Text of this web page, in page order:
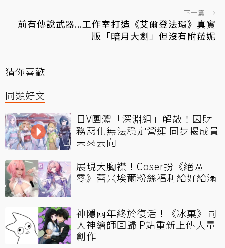
下一篇 →
前有傳說武器...工作室打造《艾爾登法環》真實
版「暗月大劍」但沒有附菈妮
猜你喜歡
同類好文
日V團體「深淵組」解散！因財
務惡化無法穩定營運 同步揭成員
未來去向
展現大胸襟！Coser扮《絕區
零》蕾米埃爾粉絲福利給好給滿
神隱兩年終於復活！《冰菓》同
人神繪師回歸 P站重新上傳大量
創作